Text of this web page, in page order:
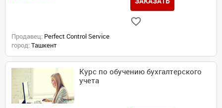
Продавец: Perfect Control Service
город: Ташкент
Курс по обучению бухгалтерского
учета